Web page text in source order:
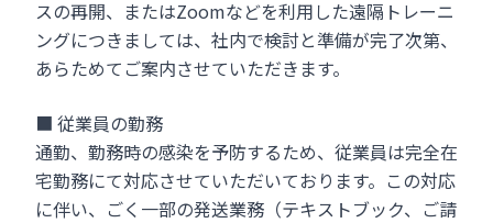
スの再開、またはZoomなどを利用した遠隔トレーニ
ングにつきましては、社内で検討と準備が完了次第、
あらためてご案内させていただきます。
■ 従業員の勤務
通勤、勤務時の感染を予防するため、従業員は完全在
宅勤務にて対応させていただいております。この対応
に伴い、ごく一部の発送業務（テキストブック、ご請